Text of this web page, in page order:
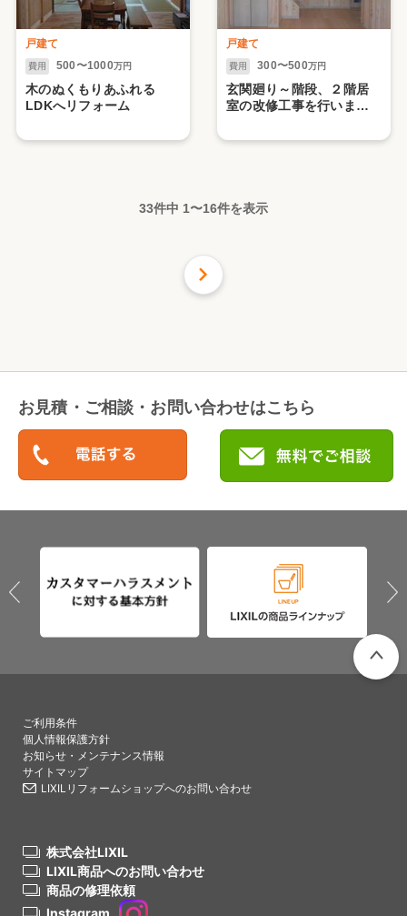
戸建て
費用 500〜1000万円
木のぬくもりあふれる
LDKへリフォーム
戸建て
費用 300〜500万円
玄関廻り～階段、２階居
室の改修工事を行いまし
33件中 1〜16件を表示
お見積・ご相談・お問い合わせはこちら
ご利用条件
個人情報保護方針
お知らせ・メンテナンス情報
サイトマップ
LIXILリフォームショップへのお問い合わせ
株式会社LIXIL
LIXIL商品へのお問い合わせ
商品の修理依頼